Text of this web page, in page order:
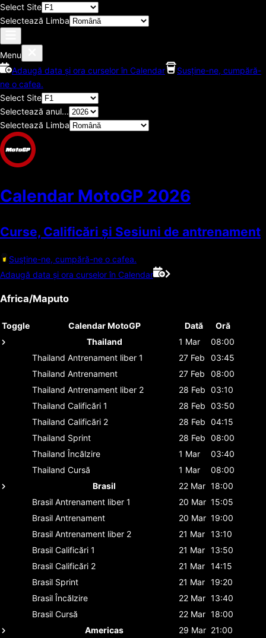
Select Site
Selectează Limba
Menu
Adaugă data și ora curselor în Calendar
Susține-ne, cumpără-
ne o cafea.
Select Site
Selectează anul...
Selectează Limba
Calendar MotoGP 2026
Curse, Calificări și Sesiuni de antrenament
Susține-ne, cumpără-ne o cafea.
Adaugă data și ora curselor în Calendar
Africa/Maputo
Toggle Calendar MotoGP Dată
Oră
Thailand
1 Mar
08:00
Thailand Antrenament liber 1 27 Feb
03:45
Thailand Antrenament 27 Feb
08:00
Thailand Antrenament liber 2 28 Feb 03:10
Thailand Calificări 1 28 Feb 03:50
Thailand Calificări 2 28 Feb 04:15
Thailand Sprint 28 Feb 08:00
Thailand Încălzire 1 Mar
03:40
Thailand Cursă 1 Mar
08:00
Brasil
22 Mar 18:00
Brasil Antrenament liber 1 20 Mar 15:05
Brasil Antrenament 20 Mar 19:00
Brasil Antrenament liber 2 21 Mar 13:10
Brasil Calificări 1 21 Mar 13:50
Brasil Calificări 2 21 Mar 14:15
Brasil Sprint 21 Mar 19:20
Brasil Încălzire 22 Mar 13:40
Brasil Cursă 22 Mar 18:00
Americas
29 Mar 21:00